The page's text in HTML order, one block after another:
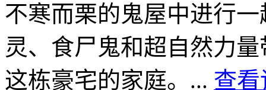
不寒而栗的鬼屋中进行
灵、食尸鬼和超自然力
这栋豪宅的家庭。... 查看